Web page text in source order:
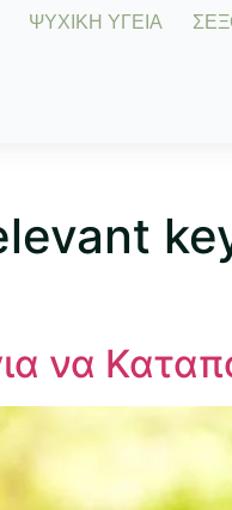
ΨΥΧΙΚΗ ΥΓΕΙΑ
να